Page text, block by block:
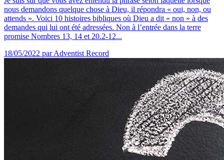
nous demandons quelque chose à Dieu, il répondra « oui, non, ou
attends ». Voici 10 histoires bibliques où Dieu a dit « non » à des
demandes qui lui ont été adressées. Non à l’entrée dans la terre
promise Nombres 13, 14 et 20.2-12...
18/05/2022 par Adventist Record